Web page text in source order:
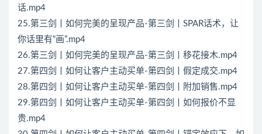
话.mp4
25.第三剑丨如何完美的呈现产品-第三剑丨SPAR话术，让
你话里有“画”.mp4
26.第三剑丨如何完美的呈现产品-第三剑丨移花接木.mp4
27.第四剑丨如何让客户主动买单-第四剑丨假定成交.mp4
28.第四剑丨如何让客户主动买单-第四剑丨附加销售.mp4
29.第四剑丨如何让客户主动买单-第四剑丨如何报价不显
贵.mp4